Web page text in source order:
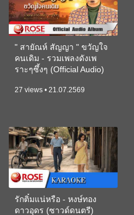
" สายัณห์ สัญญา " ขวัญใจ
คนเดิม - รวมเพลงดังเพ
ราะๆซึ้งๆ (Official Audio)
27 views • 21.07.2569
รักติ๋มแน่หรือ - หงษ์ทอง
ดาวอุดร (ซาวด์ดนตรี)